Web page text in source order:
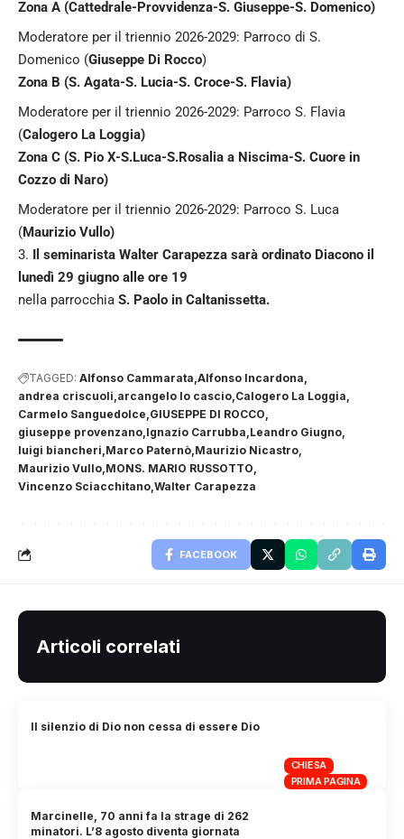
Zona A (Cattedrale-Provvidenza-S. Giuseppe-S. Domenico)
Moderatore per il triennio 2026-2029: Parroco di S.
Domenico (Giuseppe Di Rocco)
Zona B (S. Agata-S. Lucia-S. Croce-S. Flavia)
Moderatore per il triennio 2026-2029: Parroco S. Flavia
(Calogero La Loggia)
Zona C (S. Pio X-S.Luca-S.Rosalia a Niscima-S. Cuore in
Cozzo di Naro)
Moderatore per il triennio 2026-2029: Parroco S. Luca
(Maurizio Vullo)
3. Il seminarista Walter Carapezza sarà ordinato Diacono il
lunedì 29 giugno alle ore 19
nella parrocchia S. Paolo in Caltanissetta.
TAGGED: Alfonso Cammarata Alfonso Incardona
andrea criscuoli arcangelo lo cascio Calogero La Loggia
Carmelo Sanguedolce GIUSEPPE DI ROCCO
giuseppe provenzano Ignazio Carrubba Leandro Giugno
luigi biancheri Marco Paternò Maurizio Nicastro
Maurizio Vullo MONS. MARIO RUSSOTTO
Vincenzo Sciacchitano Walter Carapezza
FACEBOOK
Articoli correlati
CHIESA
PRIMA PAGINA
Il silenzio di Dio non cessa di essere Dio
Marcinelle, 70 anni fa la strage di 262
minatori. L’8 agosto diventa giornata